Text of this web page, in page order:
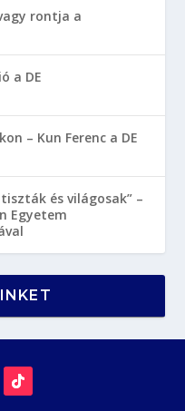
rontja a
a DE
– Kun Ferenc a DE
és világosak” –
Egyetem